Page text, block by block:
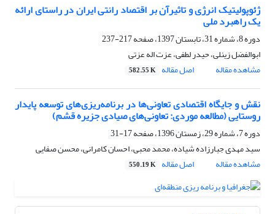
ژئوپولیتیک انرژی و تاثیرآن بر اقتصاد رانتی ایران در راستای ارائه
یک راهبرد ملی
دوره 8، شماره 31، تابستان 1397، صفحه
217-237
ابوالفضل زینلی، حیدر لطفی، عزت اله عزتی
مشاهده مقاله
اصل مقاله 582.55 K
نقش و جایگاه اقتصادی تعاونی‌ها در برنامه‌ریزی‌های توسعه پایدار
روستایی (مطالعه موردی: تعاونی‌های صیادی جزیره قشم)
دوره 7، شماره 29، زمستان 1396، صفحه
17-31
سید مهدی جبارزاده شیاده، محمد محبی، احسان کامرانی، محسن صفایی
مشاهده مقاله
اصل مقاله 550.19 K